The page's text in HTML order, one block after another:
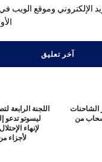
الإلكتروني وموقع الويب
اللجنة الرابعة
ليسوتو تدعو
لإنهاء
لأجزاء
الشاحنات
من